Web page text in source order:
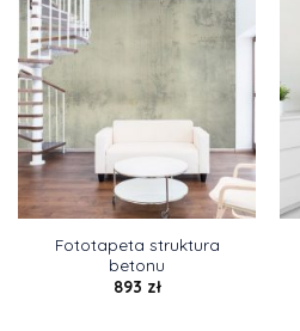
Fototapeta struktura
betonu
893 zł